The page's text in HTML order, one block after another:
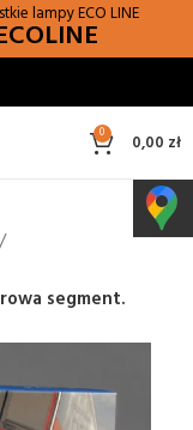
lampyECO LINE
0 0,00 zł
segment.